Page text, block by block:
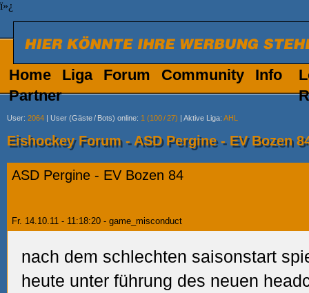
ï»¿
Home Liga Forum Community
Info
Partner
User: 2064 | User (Gäste/ Bots) online: 1 (100/27) | Aktive Liga: AHL
Eishockey Forum - ASD Pergine - EV Bozen
ASD Pergine - EV Bozen 84
Fr. 14.10.11 - 11:18:20 - game_misconduct
nach dem schlechten saisonstart
heute unter führung des neuen